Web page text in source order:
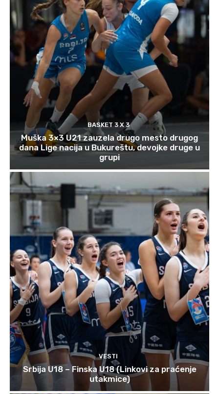
BASKET 3 X 3
Muška 3×3 U21 zauzela drugo mesto drugog
dana Lige nacija u Bukureštu, devojke druge u
grupi
VESTI
Srbija U18 – Finska U18 (Linkovi za praćenje
utakmice)